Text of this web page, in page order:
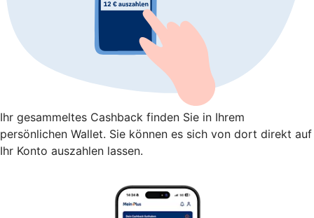
Ihr gesammeltes Cashback finden Sie in Ihrem
persönlichen Wallet. Sie können es sich von dort direkt auf
Ihr Konto auszahlen lassen.